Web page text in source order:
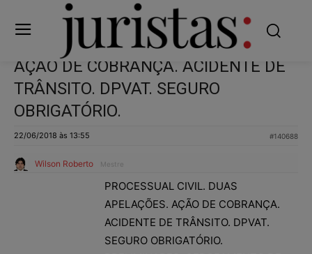
AÇÃO DE COBRANÇA. ACIDENTE DE
TRÂNSITO. DPVAT. SEGURO
OBRIGATÓRIO.
22/06/2018 às 13:55 #140688
Wilson Roberto Mestre
PROCESSUAL CIVIL. DUAS
APELAÇÕES. AÇÃO DE COBRANÇA.
ACIDENTE DE TRÂNSITO. DPVAT.
SEGURO OBRIGATÓRIO.